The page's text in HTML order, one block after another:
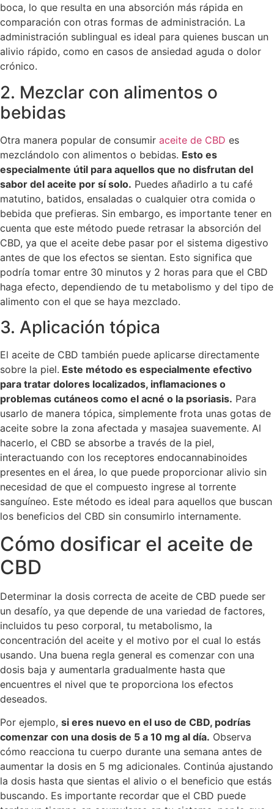
boca, lo que resulta en una absorción más rápida en
comparación con otras formas de administración. La
administración sublingual es ideal para quienes buscan un
alivio rápido, como en casos de ansiedad aguda o dolor
crónico.
2. Mezclar con alimentos o
bebidas
Otra manera popular de consumir aceite de CBD es
mezclándolo con alimentos o bebidas. Esto es
especialmente útil para aquellos que no disfrutan del
sabor del aceite por sí solo. Puedes añadirlo a tu café
matutino, batidos, ensaladas o cualquier otra comida o
bebida que prefieras. Sin embargo, es importante tener en
cuenta que este método puede retrasar la absorción del
CBD, ya que el aceite debe pasar por el sistema digestivo
antes de que los efectos se sientan. Esto significa que
podría tomar entre 30 minutos y 2 horas para que el CBD
haga efecto, dependiendo de tu metabolismo y del tipo de
alimento con el que se haya mezclado.
3. Aplicación tópica
El aceite de CBD también puede aplicarse directamente
sobre la piel. Este método es especialmente efectivo
para tratar dolores localizados, inflamaciones o
problemas cutáneos como el acné o la psoriasis. Para
usarlo de manera tópica, simplemente frota unas gotas de
aceite sobre la zona afectada y masajea suavemente. Al
hacerlo, el CBD se absorbe a través de la piel,
interactuando con los receptores endocannabinoides
presentes en el área, lo que puede proporcionar alivio sin
necesidad de que el compuesto ingrese al torrente
sanguíneo. Este método es ideal para aquellos que buscan
los beneficios del CBD sin consumirlo internamente.
Cómo dosificar el aceite de
CBD
Determinar la dosis correcta de aceite de CBD puede ser
un desafío, ya que depende de una variedad de factores,
incluidos tu peso corporal, tu metabolismo, la
concentración del aceite y el motivo por el cual lo estás
usando. Una buena regla general es comenzar con una
dosis baja y aumentarla gradualmente hasta que
encuentres el nivel que te proporciona los efectos
deseados.
Por ejemplo, si eres nuevo en el uso de CBD, podrías
comenzar con una dosis de 5 a 10 mg al día. Observa
cómo reacciona tu cuerpo durante una semana antes de
aumentar la dosis en 5 mg adicionales. Continúa ajustando
la dosis hasta que sientas el alivio o el beneficio que estás
buscando. Es importante recordar que el CBD puede